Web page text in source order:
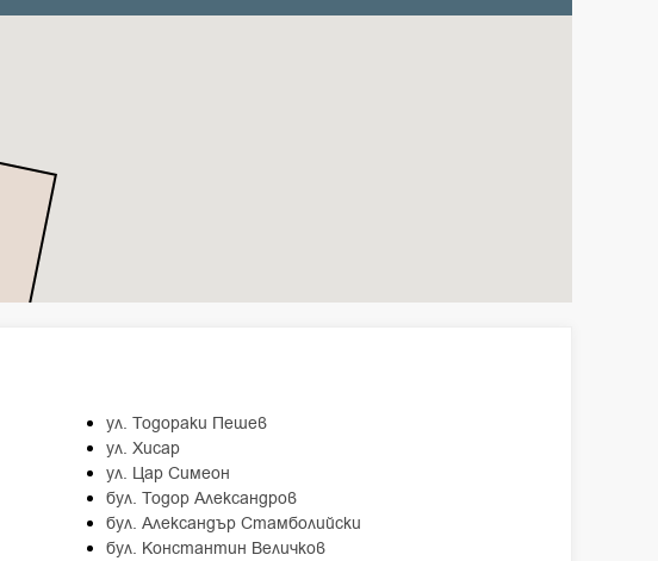
ул. Тодораки Пешев
ул. Хисар
ул. Цар Симеон
бул. Тодор Александров
бул. Александър Стамболийски
бул. Константин Величков